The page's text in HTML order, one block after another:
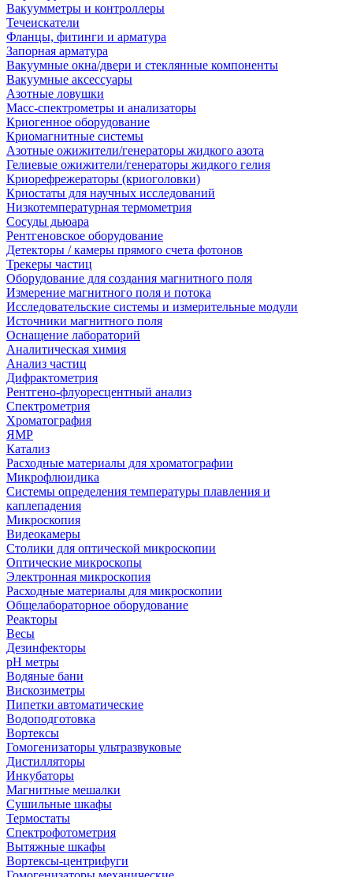
Вакуумметры и контроллеры
Течеискатели
Фланцы, фитинги и арматура
Запорная арматура
Вакуумные окна/двери и стеклянные компоненты
Вакуумные аксессуары
Азотные ловушки
Масс-спектрометры и анализаторы
Криогенное оборудование
Криомагнитные системы
Азотные ожижители/генераторы жидкого азота
Гелиевые ожижители/генераторы жидкого гелия
Криорефрежераторы (криоголовки)
Криостаты для научных исследований
Низкотемпературная термометрия
Сосуды дьюара
Рентгеновское оборудование
Детекторы / камеры прямого счета фотонов
Трекеры частиц
Оборудование для создания магнитного поля
Измерение магнитного поля и потока
Исследовательские системы и измерительные модули
Источники магнитного поля
Оснащение лабораторий
Аналитическая химия
Анализ частиц
Дифрактометрия
Рентгено-флуоресцентный анализ
Спектрометрия
Хроматография
ЯМР
Катализ
Расходные материалы для хроматографии
Микрофлюидика
Системы определения температуры плавления и
каплепадения
Микроскопия
Видеокамеры
Столики для оптической микроскопии
Оптические микроскопы
Электронная микроскопия
Расходные материалы для микроскопии
Общелабораторное оборудование
Реакторы
Весы
Дезинфекторы
рН метры
Водяные бани
Вискозиметры
Пипетки автоматические
Водоподготовка
Вортексы
Гомогенизаторы ультразвуковые
Дистилляторы
Инкубаторы
Магнитные мешалки
Сушильные шкафы
Термостаты
Спектрофотометрия
Вытяжные шкафы
Вортексы-центрифуги